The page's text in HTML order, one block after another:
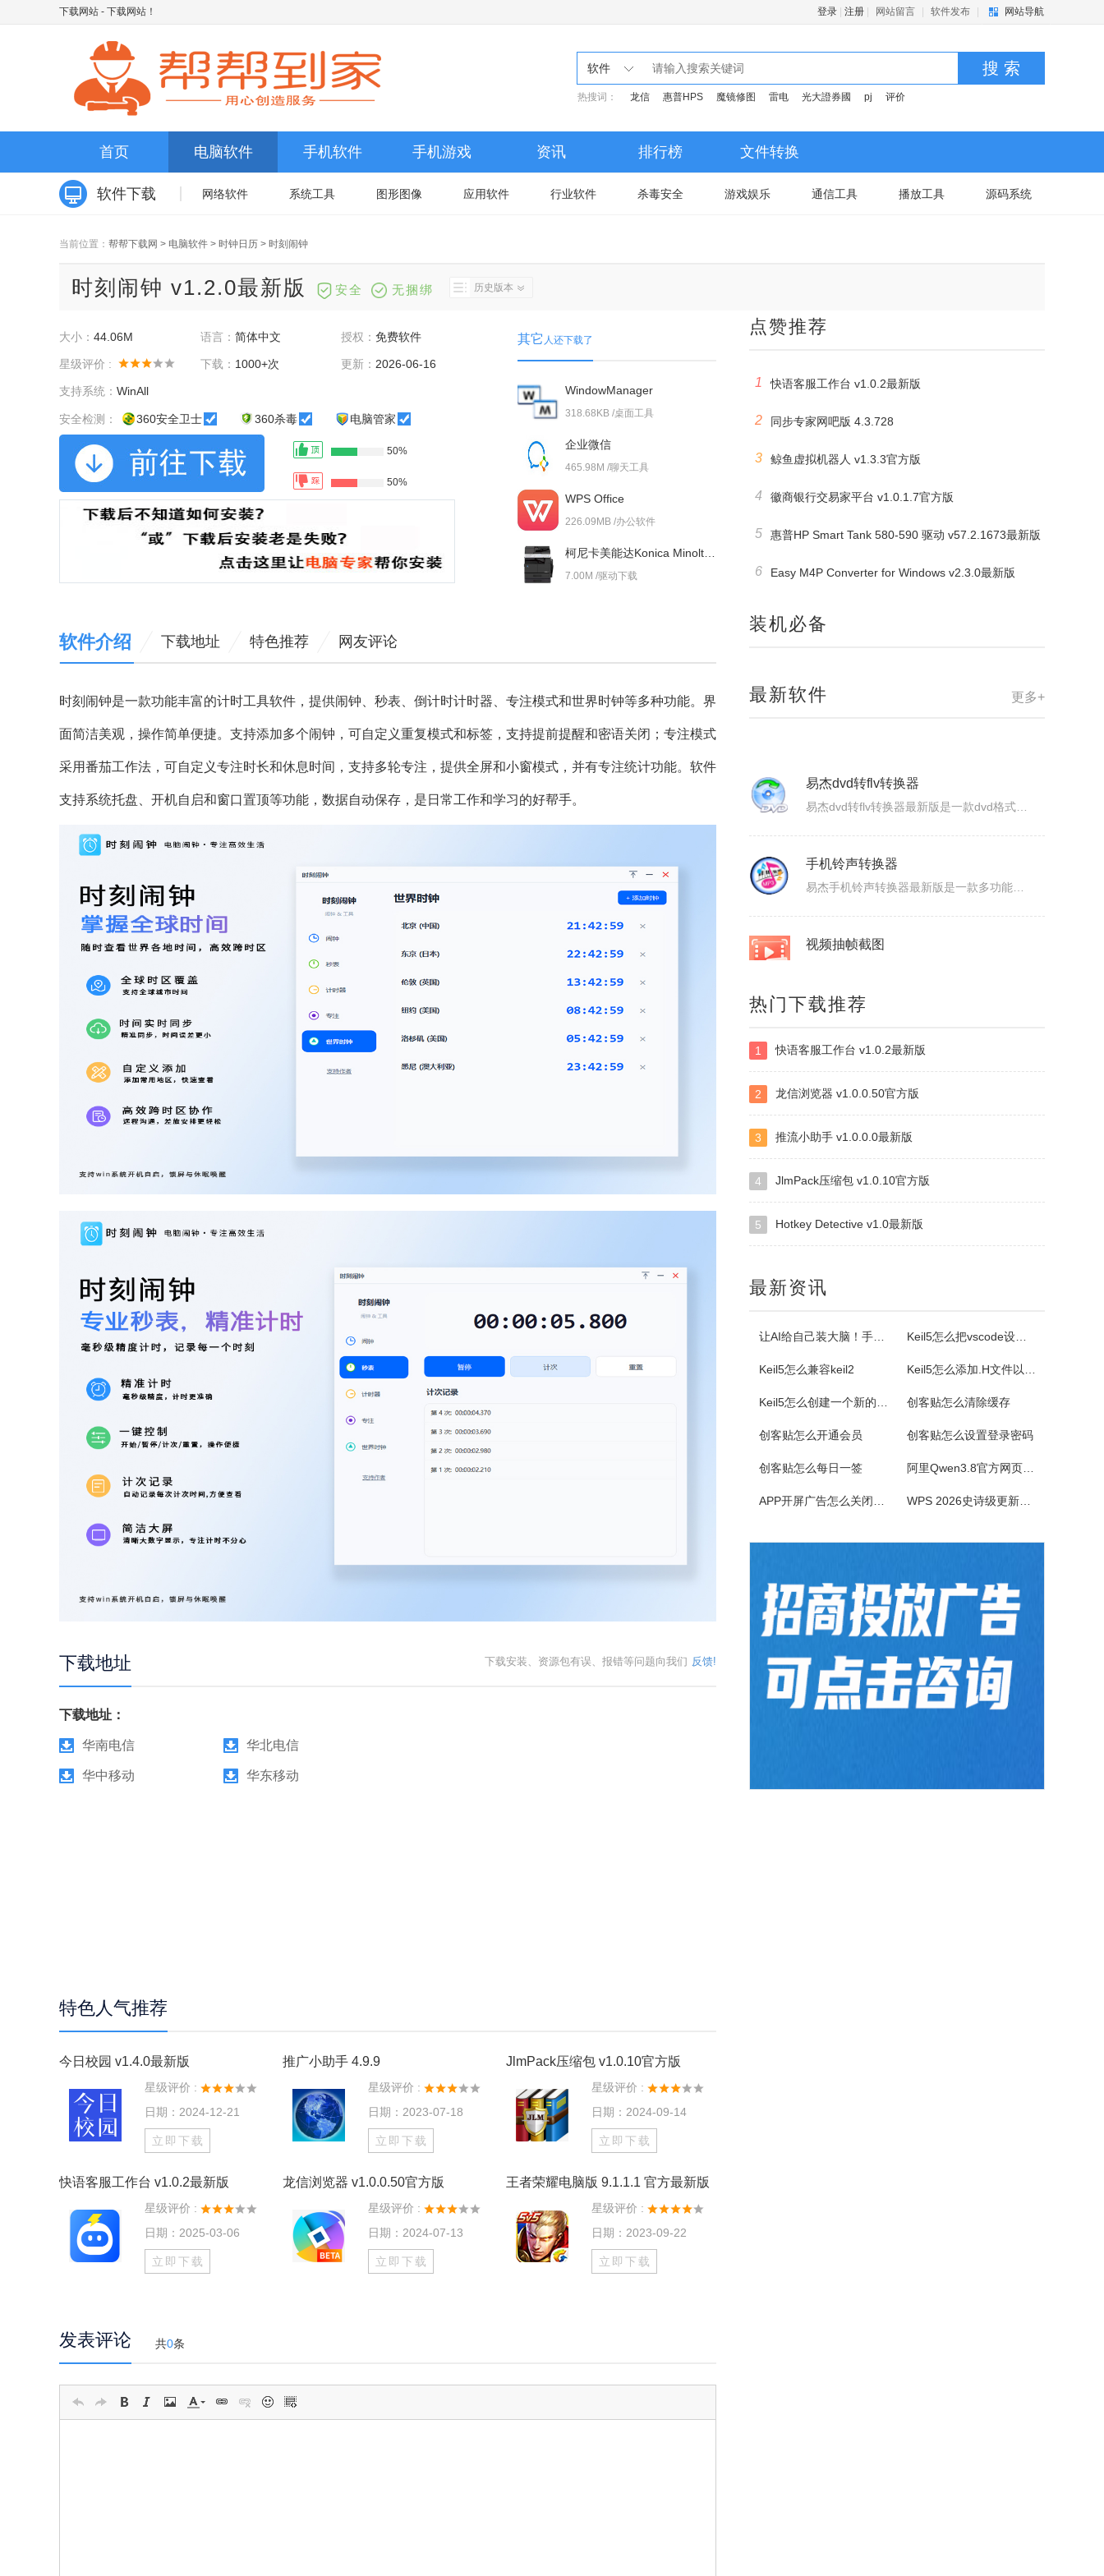
下载网站 - 下载网站！ 登录 注册 网站留言 软件发布 网站导航
软件 搜 索
热搜词： 龙信 惠普HPS 魔镜修图 雷电 光大證券國 pj 评价
首页 电脑软件 手机软件 手机游戏 资讯 排行榜 文件转换
软件下载 网络软件 系统工具 图形图像 应用软件 行业软件 杀毒安全 游戏娱乐 通信工具 播放工具 源码系统
当前位置： 帮帮下载网 > 电脑软件 > 时钟日历 > 时刻闹钟
时刻闹钟 v1.2.0最新版 安全 无捆绑 历史版本
大小： 44.06M 语言： 简体中文 授权：免费软件
星级评价 : 下载： 1000+次 更新： 2026-06-16
支持系统： WinAll
安全检测： 360安全卫士 360杀毒 电脑管家
50%
50%
其它 人还下载了
WindowManager
318.68KB /桌面工具
企业微信
465.98M /聊天工具
WPS Office
226.09MB /办公软件
7.00M /驱动下载
软件介绍 下载地址 特色推荐 网友评论
时刻闹钟是一款功能丰富的计时工具软件，提供闹钟、秒表、倒计时计时器、专注模式和世界时钟等多种功能。界
面简洁美观，操作简单便捷。支持添加多个闹钟，可自定义重复模式和标签，支持提前提醒和密语关闭；专注模式
采用番茄工作法，可自定义专注时长和休息时间，支持多轮专注，提供全屏和小窗模式，并有专注统计功能。软件
支持系统托盘、开机自启和窗口置顶等功能，数据自动保存，是日常工作和学习的好帮手。
下载地址 下载安装、资源包有误、报错等问题向我们 反馈!
下载地址：
华南电信 华北电信
华中移动 华东移动
特色人气推荐
今日校园 v1.4.0最新版
星级评价 :
日期：2024-12-21
立即下载
推广小助手 4.9.9
星级评价 :
日期：2023-07-18
立即下载
JlmPack压缩包 v1.0.10官方版
星级评价 :
日期：2024-09-14
立即下载
快语客服工作台 v1.0.2最新版
星级评价 :
日期：2025-03-06
立即下载
龙信浏览器 v1.0.0.50官方版
星级评价 :
日期：2024-07-13
立即下载
王者荣耀电脑版 9.1.1.1 官方最新版
星级评价 :
日期：2023-09-22
立即下载
发表评论 共0条
点赞推荐
1 快语客服工作台 v1.0.2最新版
2 同步专家网吧版 4.3.728
3 鲸鱼虚拟机器人 v1.3.3官方版
4 徽商银行交易家平台 v1.0.1.7官方版
5 惠普HP Smart Tank 580-590 驱动 v57.2.1673最新版
6 Easy M4P Converter for Windows v2.3.0最新版
装机必备
更多+
最新软件
虹盘
小云
Blaze MediaPro
热门下载推荐
1 快语客服工作台 v1.0.2最新版
2 龙信浏览器 v1.0.0.50官方版
3 推流小助手 v1.0.0.0最新版
4 JlmPack压缩包 v1.0.10官方版
5 Hotkey Detective v1.0最新版
最新资讯
让AI给自己装大脑！手把手教你学会安装使用Agent Skill Keil5怎么把vscode设置外部编辑器
Keil5怎么兼容keil2 Keil5怎么添加.H文件以及Keil5添加.H文件的方法
Keil5怎么创建一个新的51单片机项目 创客贴怎么清除缓存
创客贴怎么开通会员 创客贴怎么设置登录密码
创客贴怎么每日一签 阿里Qwen3.8官方网页版入口
APP开屏广告怎么关闭？3招彻底关闭跳转 WPS 2026史诗级更新！重构存储管理，深度融合AI应用